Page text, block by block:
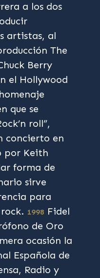
a los dos
artistas, al
The
Berry
el Hollywood
que se
roll”,
concierto en
por Keith
forma de
sirve
para
1998 Fidel
de Oro
ocasión la
Española de
Radio y